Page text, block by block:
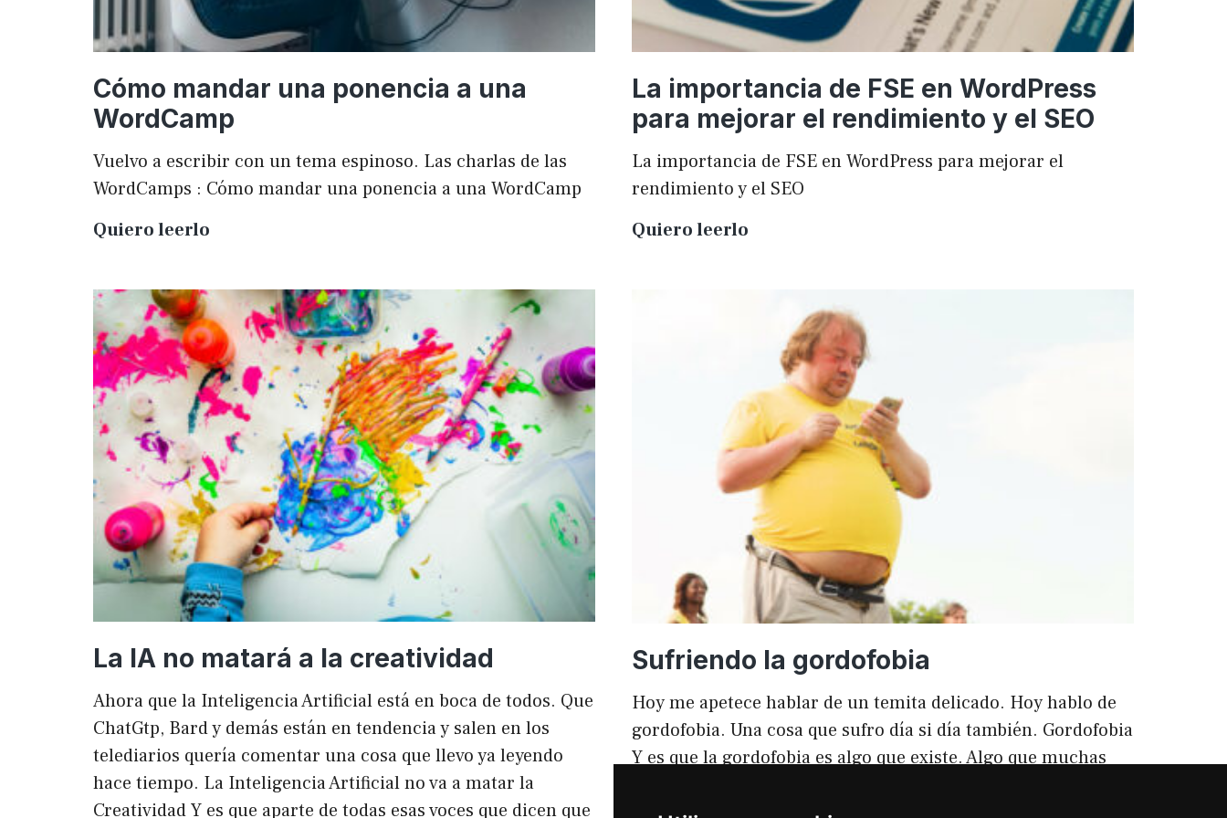
Cómo mandar una ponencia a una
WordCamp
Vuelvo a escribir con un tema espinoso. Las charlas de las
WordCamps : Cómo mandar una ponencia a una WordCamp
Quiero leerlo
una
ponencia
a
una
WordCamp
La importancia de FSE en WordPress
para mejorar el rendimiento y el SEO
La importancia de FSE en WordPress para mejorar el
rendimiento y el SEO
Quiero leerlo
WordPress
para
mejorar
el
rendimiento
el
SEO
La IA no matará a la creatividad
Ahora que la Inteligencia Artificial está en boca de todos. Que
ChatGtp, Bard y demás están en tendencia y salen en los
telediarios quería comentar una cosa que llevo ya leyendo
hace tiempo. La Inteligencia Artificial no va a matar la
Creatividad Y es que aparte de todas esas voces que dicen que
Sufriendo la gordofobia
Hoy me apetece hablar de un temita delicado. Hoy hablo de
gordofobia. Una cosa que sufro día si día también. Gordofobia
Y es que la gordofobia es algo que existe. Algo que muchas
igual que en el anuncio). Nos están vendiendo siempre unos